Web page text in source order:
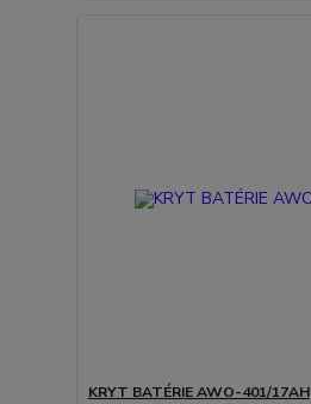
KRYT BATÉRIE AWO-401/17AH